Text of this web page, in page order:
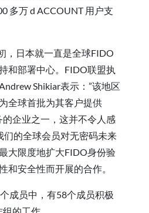
多万 d ACCOUNT 用户支
，日本就一直是全球FIDO
和部署中心。FIDO联盟执
Shikiar表示：”该地区
全球首批为其客户提供
企业之一，这并不令人感
们的全球会员对无密码未来
大限度地扩大FIDO身份验
和安全性而开展的合作。
成员中，有58个成员积极